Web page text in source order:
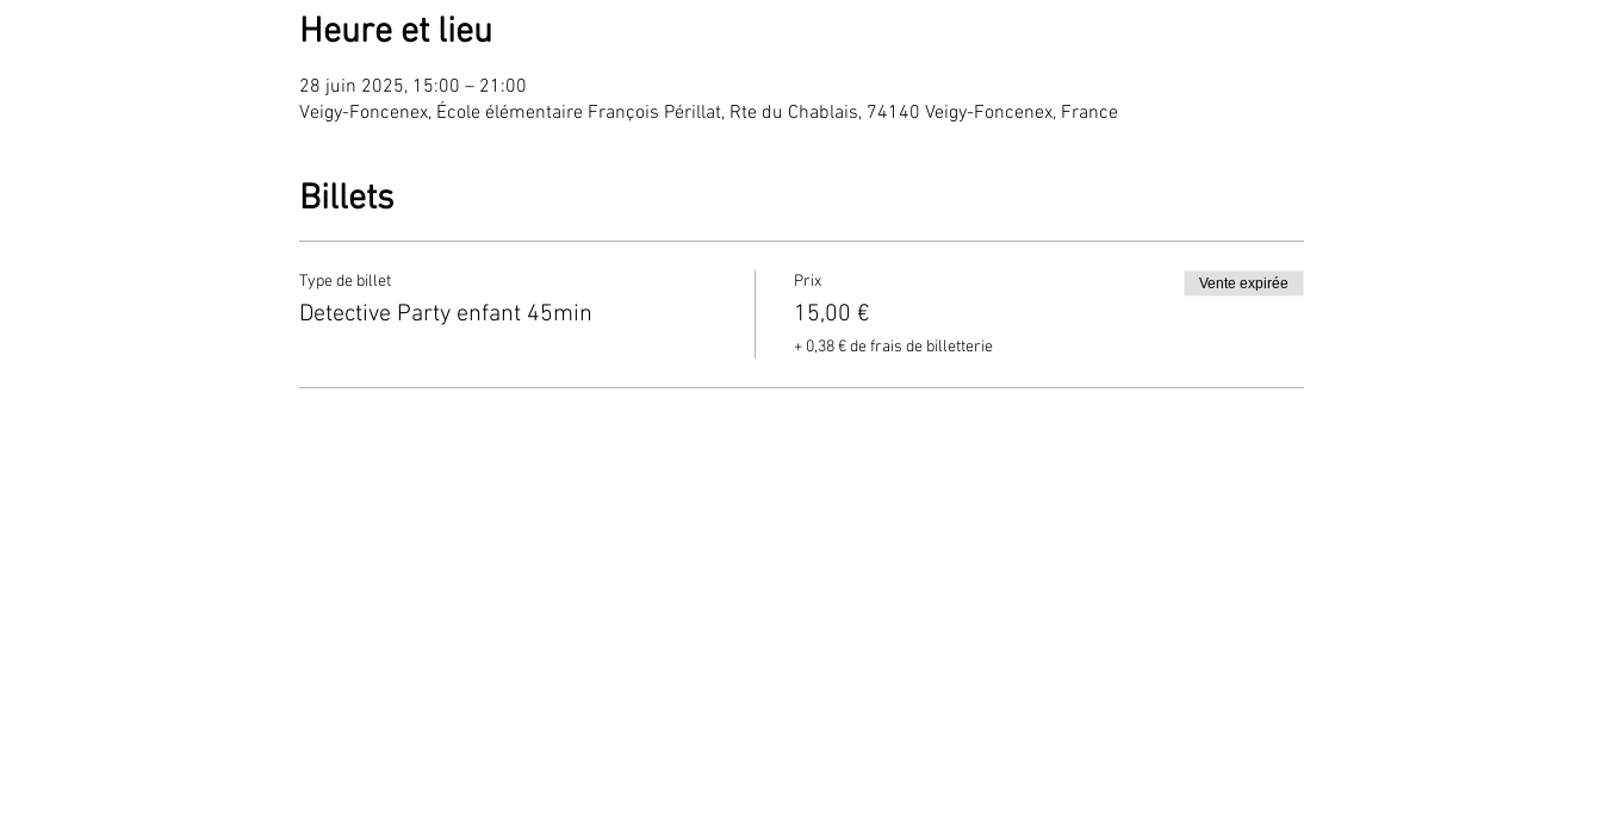
Heure et lieu
28 juin 2025, 15:00 – 21:00
Veigy-Foncenex, École élémentaire François Périllat, Rte du Chablais, 74140 Veigy-Foncenex, France
Billets
Type de billet
Detective Party enfant 45min
Prix
15,00 €
+ 0,38 € de frais de billetterie
Vente expirée